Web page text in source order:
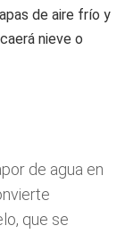
de aire frío y
nieve o
de agua en
que se